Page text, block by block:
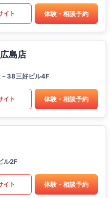
イト 体験・相談予約
島店
38三好ビル4F
イト 体験・相談予約
ル2F
イト 体験・相談予約